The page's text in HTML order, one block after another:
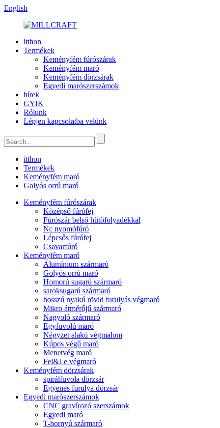
English
itthon
Termékek
Keményfém fúrószárak
Keményfém maró
Keményfém dörzsárak
Egyedi marószerszámok
hírek
GYIK
Rólunk
Lépjen kapcsolatba velünk
itthon
Termékek
Keményfém maró
Golyós orrú maró
Keményfém fúrószárak
Középső fúrófej
Fúrószár belső hűtőfolyadékkal
Nc nyomófúró
Lépcsős fúrófej
Csavarfúró
Keményfém maró
Alumínium szármaró
Golyós orrú maró
Homorú sugarú szármaró
saroksugarú szármaró
hosszú nyakú rövid furulyás végmaró
Mikro átmérőjű szármaró
Nagyoló szármaró
Egyfuvolú maró
Négyzet alakú végmalom
Kúpos végű maró
Menetvég maró
Fel&Le végmaró
Keményfém dörzsárak
spirálfuvola dörzsár
Egyenes furulya dörzsár
Egyedi marószerszámok
CNC gravírozó szerszámok
Egyedi maró
T-hornyú szármaró